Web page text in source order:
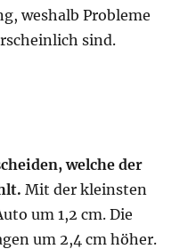
weshalb Probleme
sind.
welche der
Mit der kleinsten
um 1,2 cm. Die
um 2,4 cm höher.